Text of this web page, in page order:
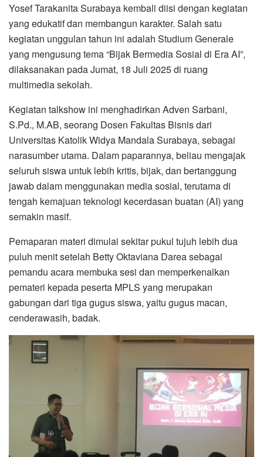
Yosef Tarakanita Surabaya kembali diisi dengan kegiatan
yang edukatif dan membangun karakter. Salah satu
kegiatan unggulan tahun ini adalah Studium Generale
yang mengusung tema “Bijak Bermedia Sosial di Era AI”,
dilaksanakan pada Jumat, 18 Juli 2025 di ruang
multimedia sekolah.
Kegiatan talkshow ini menghadirkan Adven Sarbani,
S.Pd., M.AB, seorang Dosen Fakultas Bisnis dari
Universitas Katolik Widya Mandala Surabaya, sebagai
narasumber utama. Dalam paparannya, beliau mengajak
seluruh siswa untuk lebih kritis, bijak, dan bertanggung
jawab dalam menggunakan media sosial, terutama di
tengah kemajuan teknologi kecerdasan buatan (AI) yang
semakin masif.
Pemaparan materi dimulai sekitar pukul tujuh lebih dua
puluh menit setelah Betty Oktaviana Darea sebagai
pemandu acara membuka sesi dan memperkenalkan
pemateri kepada peserta MPLS yang merupakan
gabungan dari tiga gugus siswa, yaitu gugus macan,
cenderawasih, badak.